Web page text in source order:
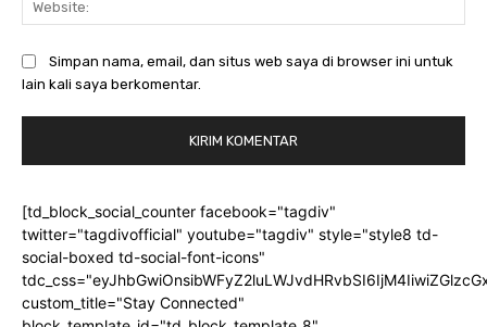
Simpan nama, email, dan situs web saya di browser ini untuk
lain kali saya berkomentar.
[td_block_social_counter facebook="tagdiv"
twitter="tagdivofficial" youtube="tagdiv" style="style8 td-
social-boxed td-social-font-icons"
custom_title="Stay Connected"